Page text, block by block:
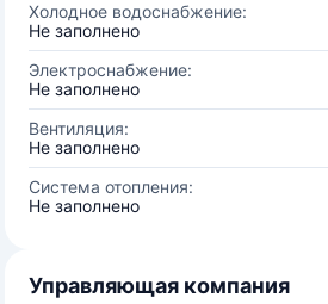
Холодное водоснабжение:
Не заполнено
Электроснабжение:
Не заполнено
Вентиляция:
Не заполнено
Система отопления:
Не заполнено
Управляющая компания